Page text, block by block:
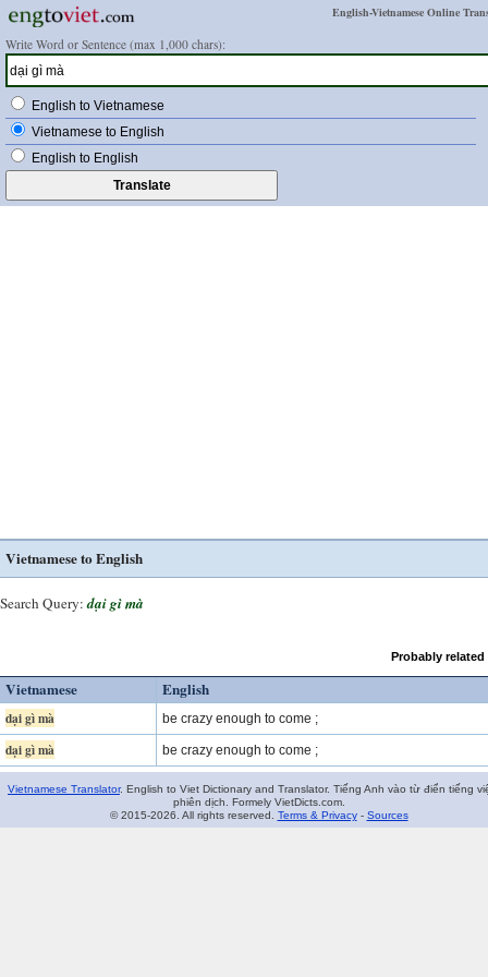
English-Vietnamese Online
Write Word or Sentence (max 1,000 chars):
English to Vietnamese
Vietnamese to English
English to English
Vietnamese to English
Search Query: dại gì mà
Probably
Vietnamese English
dại gì mà be crazy enough to come ;
dại gì mà be crazy enough to come ;
Vietnamese Translator. English to Viet Dictionary and Translator. Tiếng Anh vào từ điển tiếng
phiên dịch. Formely VietDicts.com.
© 2015-2026. All rights reserved. Terms & Privacy- Sources